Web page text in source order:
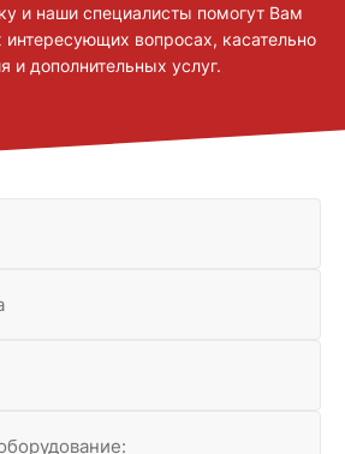
чувствительностью позволяет
нормативные и корпоративные
и наши специалисты помогут Вам
интересующих вопросах, касательно
и дополнительных услуг.